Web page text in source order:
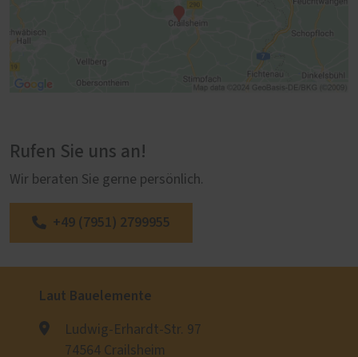
Rufen Sie uns an!
Wir beraten Sie gerne persönlich.
+49 (7951) 2799955
Laut Bauelemente
Ludwig-Erhardt-Str. 97
74564 Crailsheim